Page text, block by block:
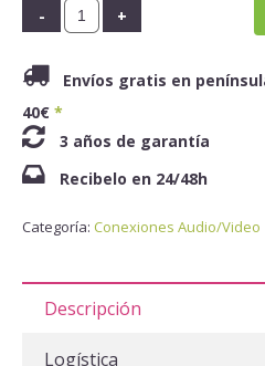
Envíos gratis en
40€ *
3 años de garantía
Recibelo en 24/48h
Categoría: Conexiones Audio/Video
Descripción
Logística